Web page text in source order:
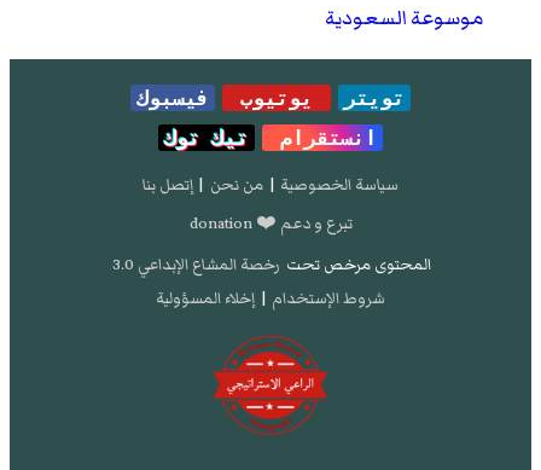
موسوعة السعودية
تويتر يوتيوب
فيسبوك
انستقرام
تيك توك
سياسة الخصوصية | من نحن | إتصل بنا
تبرع و دعم ❤️ donation
المحتوى مرخص تحت رخصة المشاع الإبداعي 3.0
شروط الإستخدام | إخلاء المسؤولية